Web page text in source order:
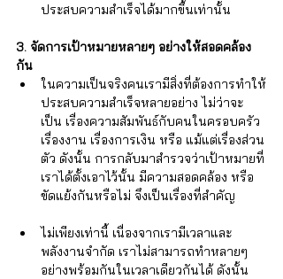
ประสบความสำเร็จได้มากขึ้นเท่านั้น
3. จัดการเป้าหมายหลายๆ อย่างให้สอดคล้อง
กัน
ในความเป็นจริงคนเรามีสิ่งที่ต้องการทำให้
ประสบความสำเร็จหลายอย่าง ไม่ว่าจะ
เป็น เรื่องความสัมพันธ์กับคนในครอบครัว
เรื่องงาน เรื่องการเงิน หรือ แม้แต่เรื่องส่วน
ตัว ดังนั้น การกลับมาสำรวจว่าเป้าหมายที่
เราได้ตั้งเอาไว้นั้น มีความสอดคล้อง หรือ
ขัดแย้งกันหรือไม่ จึงเป็นเรื่องที่สำคัญ
ไม่เพียงเท่านี้ เนื่องจากเรามีเวลาและ
พลังงานจำกัด เราไม่สามารถทำหลายๆ
อย่างพร้อมกันในเวลาเดียวกันได้ ดังนั้น